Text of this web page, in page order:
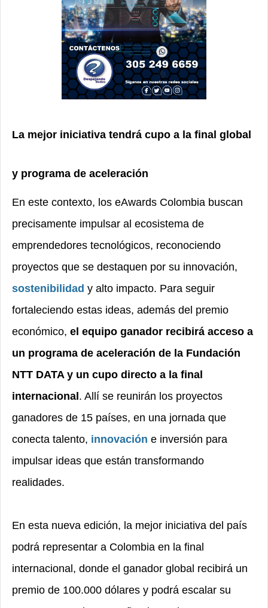
La mejor iniciativa tendrá cupo a la final global
y programa de aceleración
En este contexto, los eAwards Colombia buscan
precisamente impulsar al ecosistema de
emprendedores tecnológicos, reconociendo
proyectos que se destaquen por su innovación,
sostenibilidad y alto impacto. Para seguir
fortaleciendo estas ideas, además del premio
económico, el equipo ganador recibirá acceso a
un programa de aceleración de la Fundación
NTT DATA y un cupo directo a la final
internacional. Allí se reunirán los proyectos
ganadores de 15 países, en una jornada que
conecta talento, innovación e inversión para
impulsar ideas que están transformando
realidades.
En esta nueva edición, la mejor iniciativa del país
podrá representar a Colombia en la final
internacional, donde el ganador global recibirá un
premio de 100.000 dólares y podrá escalar su